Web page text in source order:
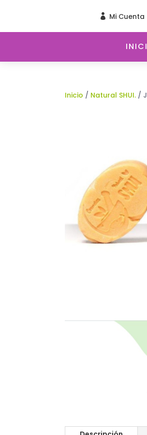
 Mi Cuenta
Inicio / Natural SHUI. /